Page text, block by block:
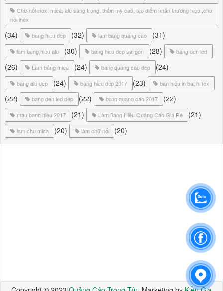
Chữ nổi inox, mica, alu sang trọng, thẩm mỹ cao, tạo điểm nhấn thương hiệu.,chu
noi inox
(34) bang hieu dep (32) lam bang quang cao (31)
lam bang hieu alu (30) bang hieu dep sai gon (28) bang den led
(26) Làm bảng mica (24) bang quang cao dep (24)
bang alu dep (24) bang hieu dep 2017 (23) ban hieu in bat hiflex
(22) bang den led dep (22) bang quang cao 2017 (22)
mau bang hieu 2017 (21) Làm Bảng Hiệu Quảng Cáo Giá Rẻ (21)
lam chu mica (20) làm chữ nổi (20)